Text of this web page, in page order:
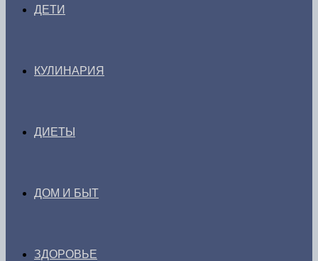
ДЕТИ
КУЛИНАРИЯ
ДИЕТЫ
ДОМ И БЫТ
ЗДОРОВЬЕ